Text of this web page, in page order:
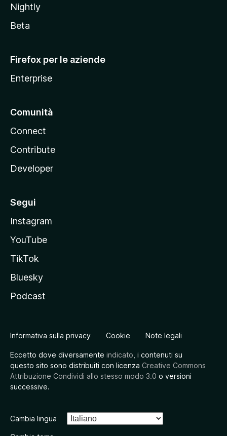
z
i
a
Nightly
Beta
Firefox per le aziende
Enterprise
Comunità
Connect
Contribute
Developer
Segui
Instagram
YouTube
TikTok
Bluesky
Podcast
Informativa sulla privacy Cookie Note legali
Eccetto dove diversamente indicato , i contenuti su
questo sito sono distribuiti con licenza Creative Commons
Attribuzione Condividi allo stesso modo 3.0 o versioni
successive.
Cambia lingua